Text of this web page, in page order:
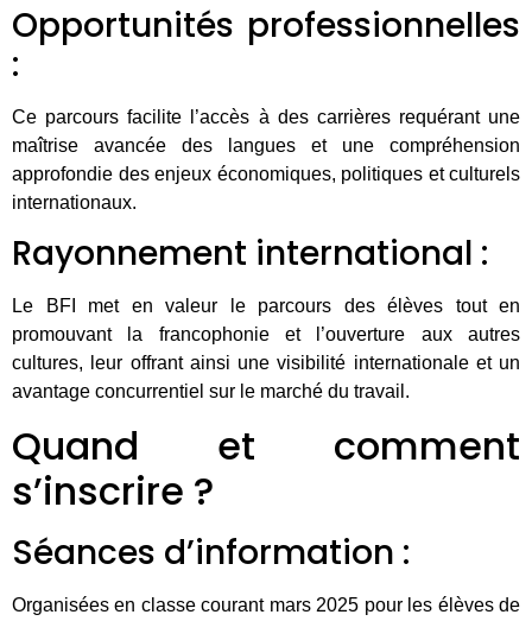
Opportunités professionnelles
:
Ce parcours facilite l’accès à des carrières requérant une
maîtrise avancée des langues et une compréhension
approfondie des enjeux économiques, politiques et culturels
internationaux.
Rayonnement international :
Le BFI met en valeur le parcours des élèves tout en
promouvant la francophonie et l’ouverture aux autres
cultures, leur offrant ainsi une visibilité internationale et un
avantage concurrentiel sur le marché du travail.
Quand et comment
s’inscrire ?
Séances d’information :
Organisées en classe courant mars 2025 pour les élèves de